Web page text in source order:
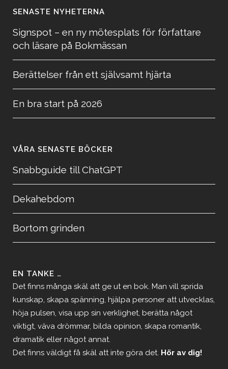
SENASTE NYHETERNA
Signspot – en ny mötesplats för författare
och läsare på Bokmässan
Berättelser från ett självsamt hjärta
En bra start på 2026
VÅRA SENASTE BÖCKER
Snabbguide till ChatGPT
Dekahebdom
Bortom grinden
EN TANKE …
Det finns många skäl att ge ut en bok. Man vill sprida
kunskap, skapa spänning, hjälpa personer att utvecklas,
höja pulsen, visa upp sin verklighet, berätta något
viktigt, väva drömmar, bilda opinion, skapa romantik,
dramatik eller något annat.
Det finns väldigt få skäl att inte göra det. Hör av dig!